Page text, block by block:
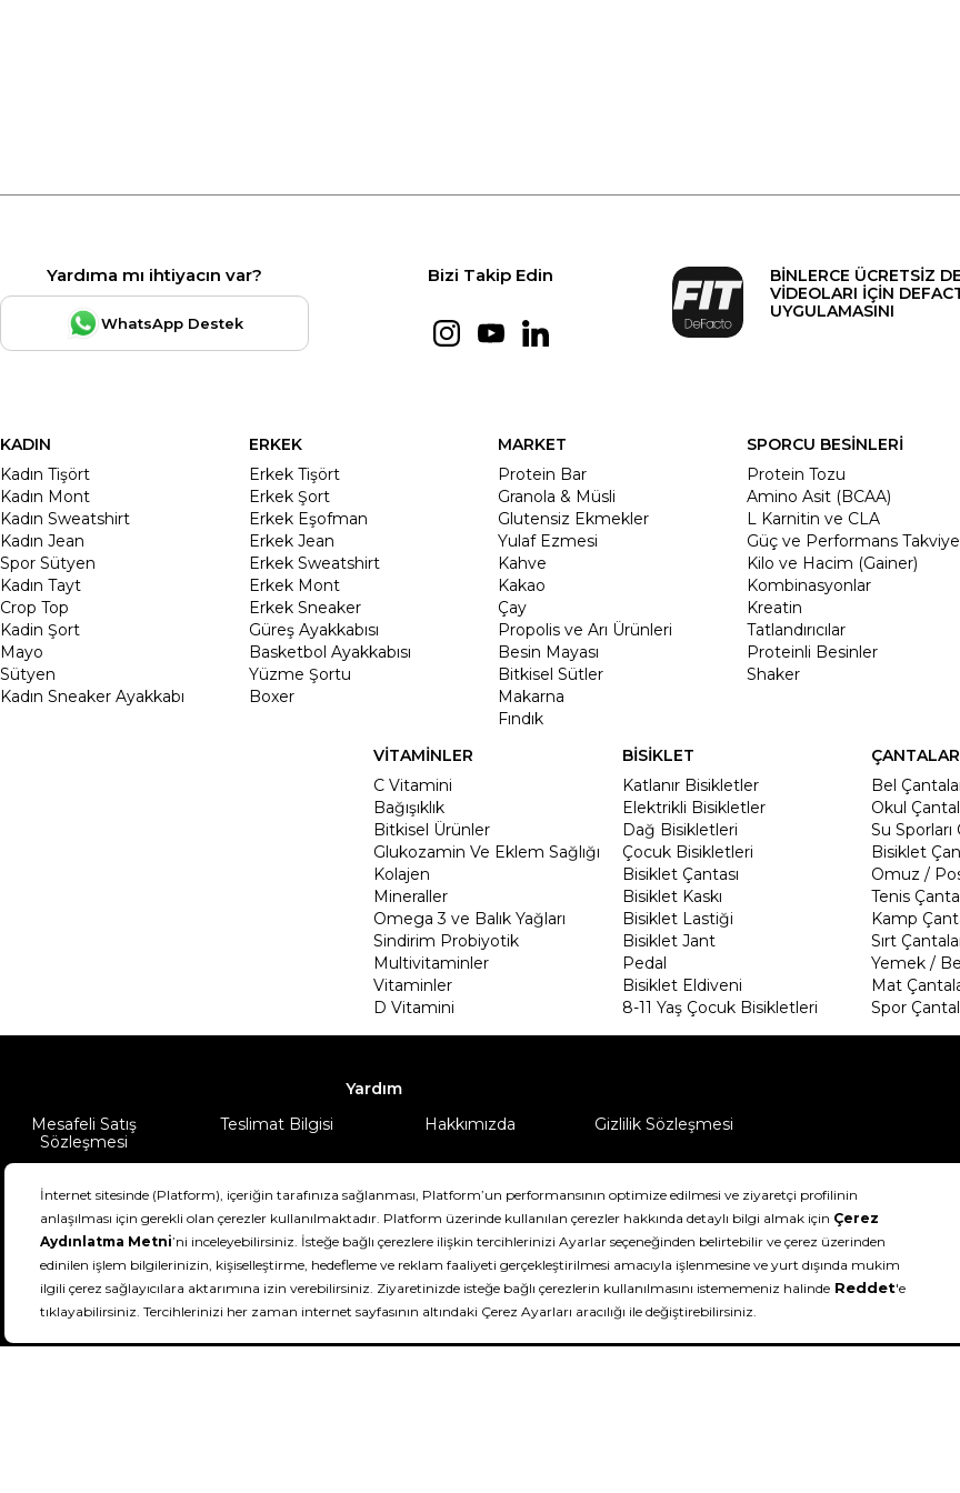
Yardıma mı ihtiyacın var?
WhatsApp Destek
Bizi Takip Edin
BİNLERCE ÜCRETSİZ
VİDEOLARI İÇİN
UYGULAMASINI
KADIN
Kadın Tişört
Kadın Mont
Kadın Sweatshirt
Kadın Jean
Spor Sütyen
Kadın Tayt
Crop Top
Kadin Şort
Mayo
Sütyen
Kadın Sneaker Ayakkabı
ERKEK
Erkek Tişört
Erkek Şort
Erkek Eşofman
Erkek Jean
Erkek Sweatshirt
Erkek Mont
Erkek Sneaker
Güreş Ayakkabısı
Basketbol Ayakkabısı
Yüzme Şortu
Boxer
MARKET
Protein Bar
Granola & Müsli
Glutensiz Ekmekler
Yulaf Ezmesi
Kahve
Kakao
Çay
Propolis ve Arı Ürünleri
Besin Mayası
Bitkisel Sütler
Makarna
Fındık
SPORCU BESİNLERİ
Protein Tozu
Amino Asit (BCAA)
L Karnitin ve CLA
Güç ve Performans
Kilo ve Hacim (Gainer)
Kombinasyonlar
Kreatin
Tatlandırıcılar
Proteinli Besinler
Shaker
VİTAMİNLER
C Vitamini
Bağışıklık
Bitkisel Ürünler
Glukozamin Ve Eklem Sağlığı
Kolajen
Mineraller
Omega 3 ve Balık Yağları
Sindirim Probiyotik
Multivitaminler
Vitaminler
D Vitamini
BİSİKLET
Katlanır Bisikletler
Elektrikli Bisikletler
Dağ Bisikletleri
Çocuk Bisikletleri
Bisiklet Çantası
Bisiklet Kaskı
Bisiklet Lastiği
Bisiklet Jant
Pedal
Bisiklet Eldiveni
8-11 Yaş Çocuk Bisikletleri
ÇANTALAR
Bel
Okul
Su Sporları
Bisiklet
Omuz /
Tenis
Kamp
Sırt
Yemek /
Mat
Spor
Yardım
Mesafeli Satış
Sözleşmesi
Teslimat Bilgisi Hakkımızda Gizlilik Sözleşmesi
DeFactoFIT ©️ 2022-2026. Tüm hakları saklıdır.